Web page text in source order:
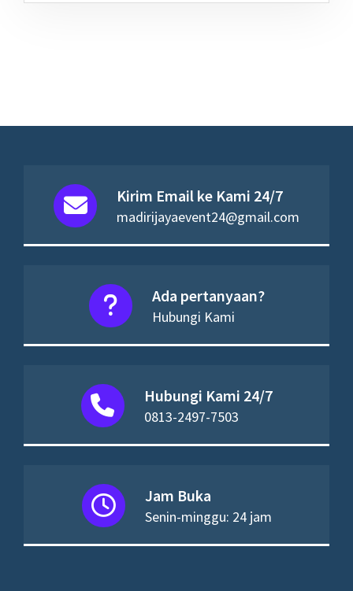
Kirim Email ke Kami 24/7
madirijayaevent24@gmail.com
Ada pertanyaan?
Hubungi Kami
Hubungi Kami 24/7
0813-2497-7503
Jam Buka
Senin-minggu: 24 jam